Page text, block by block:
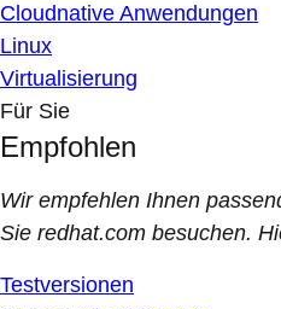
Cloudnative Anwendungen
Linux
Virtualisierung
Für Sie
Empfohlen
Wir empfehlen Ihnen
Sie redhat.com besuchen.
Testversionen